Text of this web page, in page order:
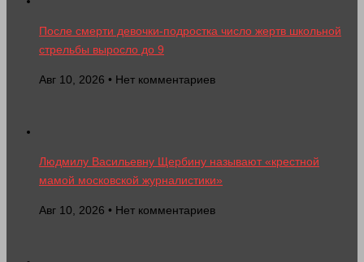
После смерти девочки-подростка число жертв школьной
стрельбы выросло до 9
Авг 10, 2026 • Нет комментариев
Людмилу Васильевну Щербину называют «крестной
мамой московской журналистики»
Авг 10, 2026 • Нет комментариев